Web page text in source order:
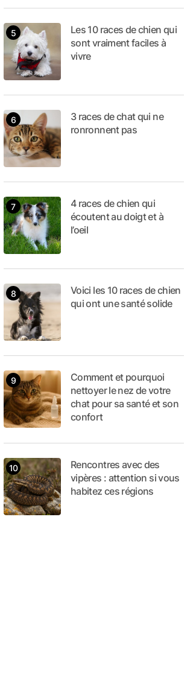
Les 10 races de chien qui
sont vraiment faciles à
vivre
3 races de chat qui ne
ronronnent pas
4 races de chien qui
écoutent au doigt et à
l’oeil
Voici les 10 races de chien
qui ont une santé solide
Comment et pourquoi
nettoyer le nez de votre
chat pour sa santé et son
confort
Rencontres avec des
vipères : attention si vous
habitez ces régions